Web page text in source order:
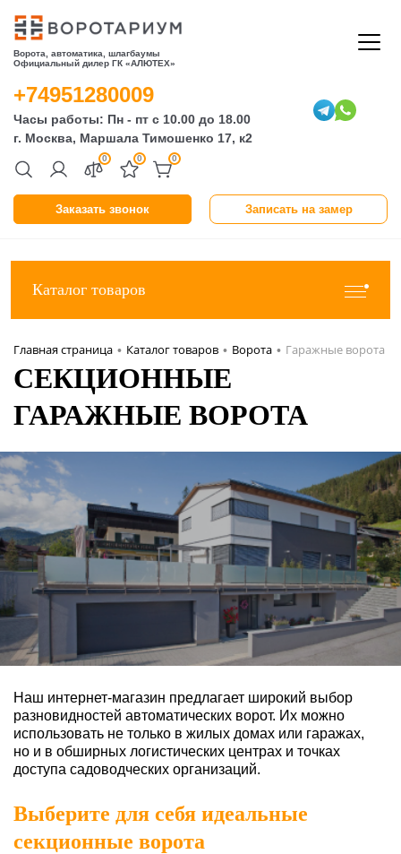
Ворота, автоматика, шлагбаумы
Официальный дилер ГК «АЛЮТЕХ»
Заказать звонок Записать на замер
0 0 0
+74951280009
Часы работы: Пн - пт с 10.00 до 18.00
г. Москва, Маршала Тимошенко 17, к2
Каталог товаров
Главная страница • Каталог товаров • Ворота • Гаражные ворота
СЕКЦИОННЫЕ
ГАРАЖНЫЕ ВОРОТА
Наш интернет-магазин предлагает широкий выбор
разновидностей автоматических ворот. Их можно
использовать не только в жилых домах или гаражах,
но и в обширных логистических центрах и точках
доступа садоводческих организаций.
Выберите для себя идеальные
секционные ворота